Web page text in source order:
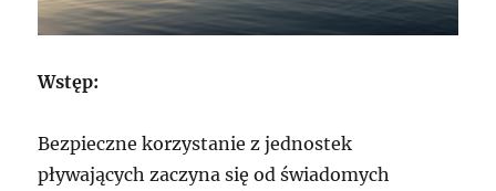
Wstęp:
Bezpieczne korzystanie z jednostek
pływających zaczyna się od świadomych